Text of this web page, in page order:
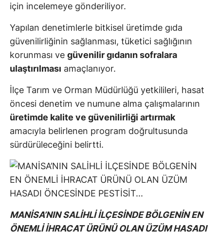
için incelemeye gönderiliyor.
Yapılan denetimlerle bitkisel üretimde gıda
güvenilirliğinin sağlanması, tüketici sağlığının
korunması ve güvenilir gıdanın sofralara
ulaştırılması amaçlanıyor.
İlçe Tarım ve Orman Müdürlüğü yetkilileri, hasat
öncesi denetim ve numune alma çalışmalarının
üretimde kalite ve güvenilirliği artırmak
amacıyla belirlenen program doğrultusunda
sürdürüleceğini belirtti.
MANİSA’NIN SALİHLİ İLÇESİNDE BÖLGENİN EN
ÖNEMLİ İHRACAT ÜRÜNÜ OLAN ÜZÜM HASADI